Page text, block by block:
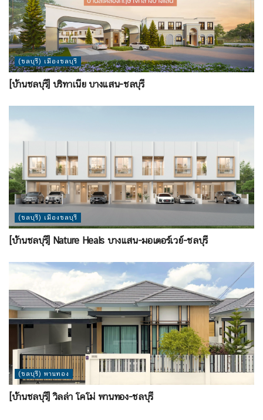
(ชลบุรี) เมืองชลบุรี
[บ้านชลบุรี] บริทาเนีย บางแสน-ชลบุรี
(ชลบุรี) เมืองชลบุรี
[บ้านชลบุรี] Nature Heals บางแสน-มอเตอร์เวย์-ชลบุรี
(ชลบุรี) พานทอง
[บ้านชลบุรี] วิลล่า โคโม่ พานทอง-ชลบุรี